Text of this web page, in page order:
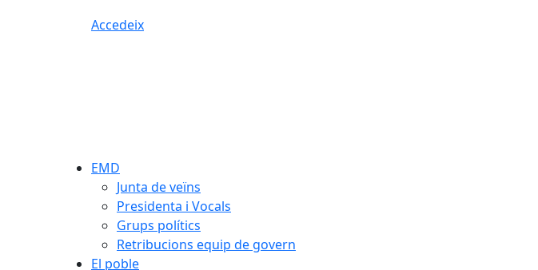
Accedeix
EMD
Junta de veïns
Presidenta i Vocals
Grups polítics
Retribucions equip de govern
El poble